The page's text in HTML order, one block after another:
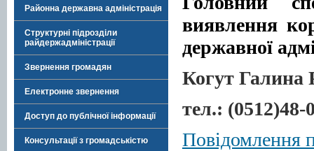
Районна державна адміністрація
Структурні підрозділи
райдержадміністрації
Звернення громадян
Електронне звернення
Доступ до публічної інформації
Консультації з громадськістю
виявлення
державної
Когут Галина
тел.: (0512)48-
Повідомлення